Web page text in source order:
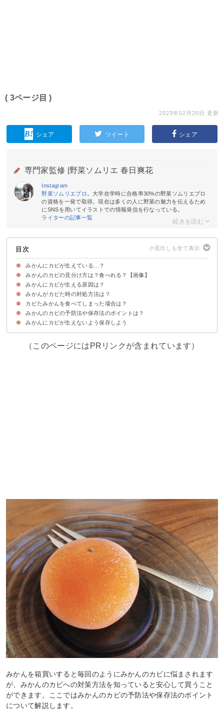
( 3ページ目 )
2023年02月20日 更新
シェア ツイート シェア
専門家監修 | 野菜ソムリエ 春日爽花
Instagram
野菜ソムリエプロ
。大学在学時に合格率30%の野菜ソムリエプロ
の資格を一発で取得。現在は多くの人に野菜の魅力を伝えるため
にSNSを用いてイラストでの情報発信を行なっている。
ライターの記事一覧
目次
みかんにカビが生えている…？
みかんのカビの見分け方は？食べれる？【画像】
①緑や白いカビ
白い粉とカビの見分け方
②黒い斑点
みかんにカビが生える原因は？
①みかんの皮の傷や穴
②みかんのプロリンがカビの成長を促進する
みかんがカビた時の対処方法は？
①カビたみかんは捨てる
② 一緒に保存していた周りのみかんは洗う
カビたみかんを食べてしまった場合は？
少量なら問題ない
食中毒の症状がでたら病院へ
みかんのカビの予防法や保存法のポイントは？
①冷凍して保存する
②選別をする
③箱を乾燥させる
④みかんをエタノールで拭く
⑤新聞紙を挟みながら箱に戻していく
⑥気温と湿度が低い場所にみかんを保存する
みかんにカビが生えないよう保存しよう
（このページにはPRリンクが含まれています）
みかんを箱買いすると毎回のようにみかんのカビに悩まされます
が、みかんのカビへの対策方法を知っていると安心して買うこと
ができます。ここではみかんのカビの予防法や保存法のポイント
について解説します。